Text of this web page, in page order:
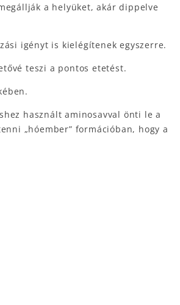
a helyüket, akár dippelve
igényt is kielégítenek egyszerre.
teszi a pontos etetést.
használt aminosavval önti le a
„hóember” formációban, hogy a